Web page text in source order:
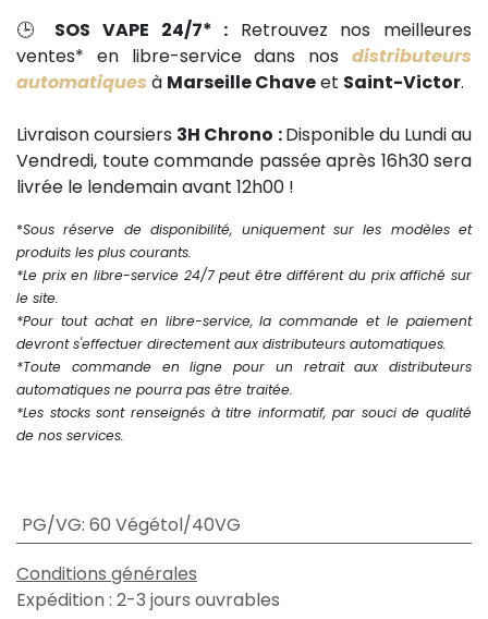
🕒 SOS VAPE 24/7* : Retrouvez nos meilleures
ventes* en libre-service dans nos distributeurs
automatiques à Marseille Chaveet Saint-Victor.
Livraison coursiers 3H Chrono :Disponible du Lundi au
Vendredi, toute commande passée après 16h30 sera
livrée le lendemain avant 12h00 !
*Sous réserve de disponibilité, uniquement sur les modèles et
produits les plus courants.
*Le prix en libre-service 24/7 peut être différent du prix affiché sur
le site.
*Pour tout achat en libre-service, la commande et le paiement
devront s'effectuer directement aux distributeurs automatiques.
*Toute commande en ligne pour un retrait aux distributeurs
automatiques ne pourra pas être traitée.
*Les stocks sont renseignés à titre informatif, par souci de qualité
de nos services.
PG/VG: 60 Végétol/40VG
Conditions générales
Expédition : 2-3 jours ouvrables